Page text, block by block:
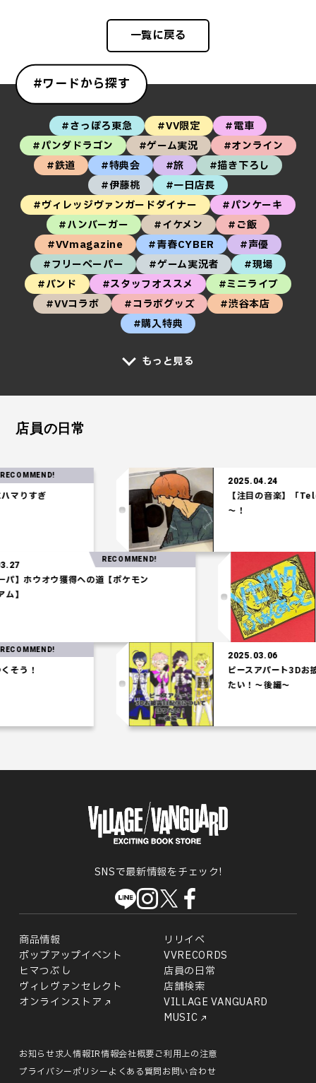
一覧に戻る
#ワードから探す
#さっぽろ東急 #VV限定
#電車
#パンダドラゴン
#ゲーム実況
#オンライン
#鉄道
#特典会 #旅
#描き下ろし
#伊藤桃
#一日店長
#ヴィレッジヴァンガードダイナー
#パンケーキ
#ハンバーガー
#イケメン
#ご飯
#VVmagazine
#青春CYBER
#声優
#フリーペーパー
#ゲーム実況者
#現場
#バンド
#スタッフオススメ
#ミニライブ
#VVコラボ
#コラボグッズ
#渋谷本店
#購入特典
もっと見る
店員の日常
2025.04.24
【注目の音楽】「Tele」の時代
～！
2025.03.27
【水統一パ】ホウオウ獲得への道【ポケモン
RECOMMEND!
2025.03.06
ピースアパート3Dお披露目配信
たい！～後編～
SNSで最新情報をチェック!
商品情報
リリイベ
ポップアップイベント
VVRECORDS
ヒマつぶし
店員の日常
ヴィレヴァンセレクト
店舗検索
オンラインストア
VILLAGE VANGUARD
MUSIC
お知らせ求人情報IR情報会社概要ご利用上の注意
プライバシーポリシーよくある質問お問い合わせ